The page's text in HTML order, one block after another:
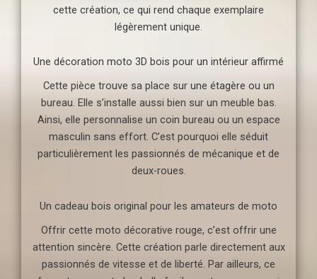
cette création, ce qui rend chaque exemplaire
légèrement unique.
Une décoration moto 3D bois pour un intérieur affirmé
Cette pièce trouve sa place sur une étagère ou un
bureau. Elle s’installe aussi bien sur un meuble bas.
Ainsi, elle personnalise un coin bureau ou un espace
masculin sans effort. C’est pourquoi elle séduit
particulièrement les passionnés de mécanique et de
deux-roues.
Un cadeau bois original pour les amateurs de moto
Offrir cette moto décorative rouge, c’est offrir une
attention sincère. Cette création parle directement aux
passionnés de vitesse et de liberté. Par ailleurs, ce